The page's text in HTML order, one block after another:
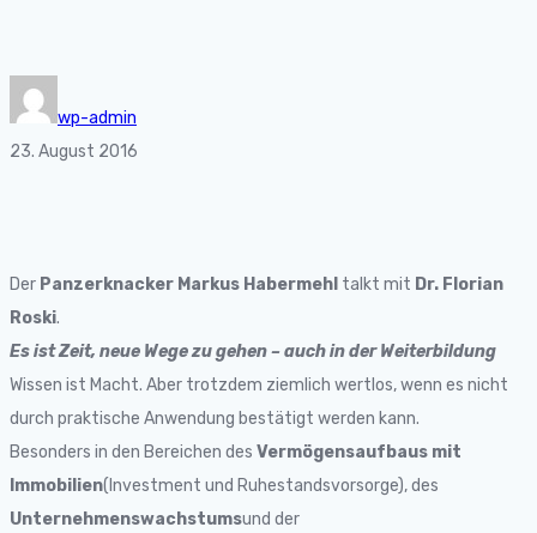
wp-admin
23. August 2016
Der Panzerknacker Markus Habermehl talkt mit Dr. Florian
Roski.
Es ist Zeit, neue Wege zu gehen – auch in der Weiterbildung
Wissen ist Macht. Aber trotzdem ziemlich wertlos, wenn es nicht
durch praktische Anwendung bestätigt werden kann.
Besonders in den Bereichen des Vermögensaufbaus mit
Immobilien(Investment und Ruhestandsvorsorge), des
Unternehmenswachstumsund der